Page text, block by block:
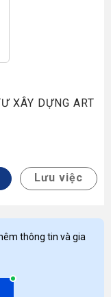
XÂY DỰNG ART
Lưu việc
thông tin và gia